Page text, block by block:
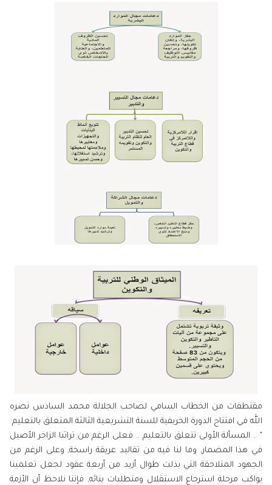
مقتطفات من الخطاب السامي لصاحب الجلالة محمد السادس نصره
الله في افتتاح الدورة الخريفية للسنة التشريعية الثالثة المتعلق بالتعليم
" .. المسألة الأولى تتعلق بالتعليم .. فعلى الرغم من تراثنا الزاخر الأصيل
في هذا المضمار, وما لنا فيه من تقاليد عريقة راسخة, وعلى الرغم من
الجهود المتلاحقة التي بذلت طوال أزيد من أربعة عقود لجعل تعلمينا
يواكب مرحلة استرجاع الاستقلال ومتطلبات بنائه, فإننا نلاحظ أن الأزمة